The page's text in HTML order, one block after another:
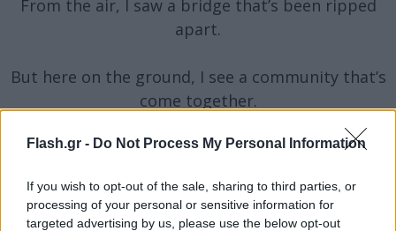
Flash.gr - Do Not Process My Personal Information
If you wish to opt-out of the sale, sharing to third parties, or
processing of your personal or sensitive information for
targeted advertising by us, please use the below opt-out
From the air, I saw a bridge that’s been ripped
apart.
But here on the ground, I see a community that’s
come together.
I want to thank all the first responders, port
into action before dawn and who’ve been here ever
since.pic.twitter.com/0OygdfojCq